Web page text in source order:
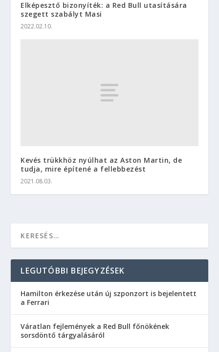
Elképesztő bizonyíték: a Red Bull utasítására
szegett szabályt Masi
2022.02.10.
Kevés trükkhöz nyúlhat az Aston Martin, de
tudja, mire építené a fellebbezést
2021.08.03.
LEGUTÓBBI BEJEGYZÉSEK
Hamilton érkezése után új szponzort is bejelentett
a Ferrari
Váratlan fejlemények a Red Bull főnökének
sorsdöntő tárgyalásáról